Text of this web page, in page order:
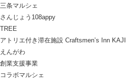
三条マルシェ
さんじょう108appy
TREE
アトリエ付き滞在施設 Craftsmen’s Inn KAJI
えんがわ
創業支援事業
コラボマルシェ